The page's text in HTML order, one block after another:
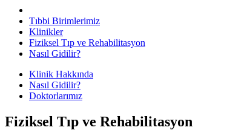
Tıbbi Birimlerimiz
Klinikler
Fiziksel Tıp ve Rehabilitasyon
Nasıl Gidilir?
Klinik Hakkında
Nasıl Gidilir?
Doktorlarımız
Fiziksel Tıp ve Rehabilitasyon